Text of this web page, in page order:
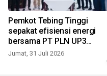
Pemkot Tebing Tinggi
sepakat efisiensi energi
bersama PT PLN UP3
Pematang Siantar
Jumat, 31 Juli 2026